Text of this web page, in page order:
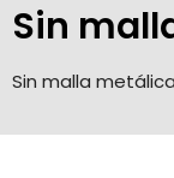
Sin
Sin malla metálica